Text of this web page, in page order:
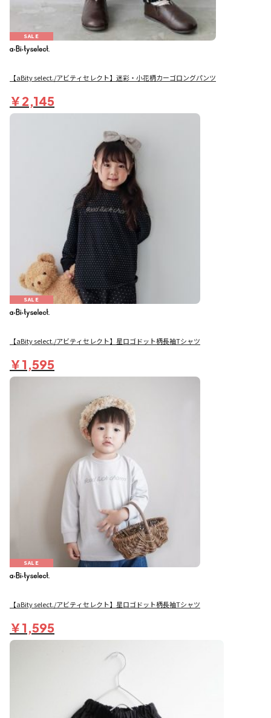
SALE
【aBity select./アビティセレクト】迷彩・小花柄カーゴロングパンツ
￥2,145
SALE
【aBity select./アビティセレクト】星ロゴドット柄長袖Tシャツ
￥1,595
SALE
【aBity select./アビティセレクト】星ロゴドット柄長袖Tシャツ
￥1,595